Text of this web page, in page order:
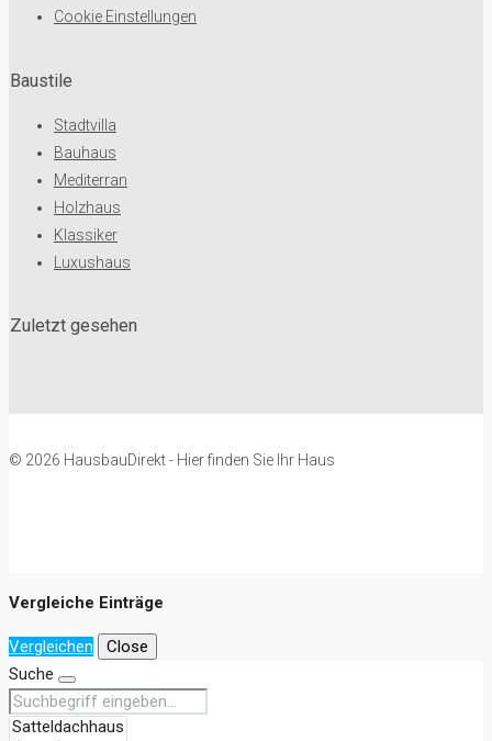
Baustile
Stadtvilla
Bauhaus
Mediterran
Holzhaus
Klassiker
Luxushaus
Cookie Einstellungen
Zuletzt gesehen
© 2026 HausbauDirekt - Hier finden Sie Ihr Haus
Vergleiche Einträge
Vergleichen
Close
Suche